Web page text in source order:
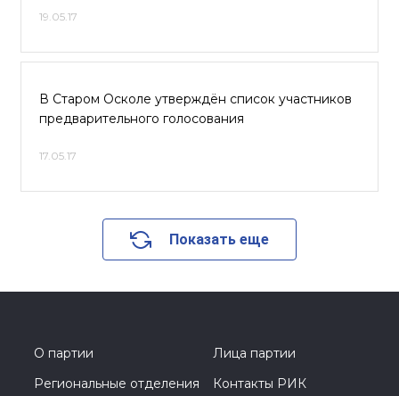
19.05.17
В Старом Осколе утверждён список участников
предварительного голосования
17.05.17
Показать еще
О партии
Лица партии
Региональные отделения
Контакты РИК